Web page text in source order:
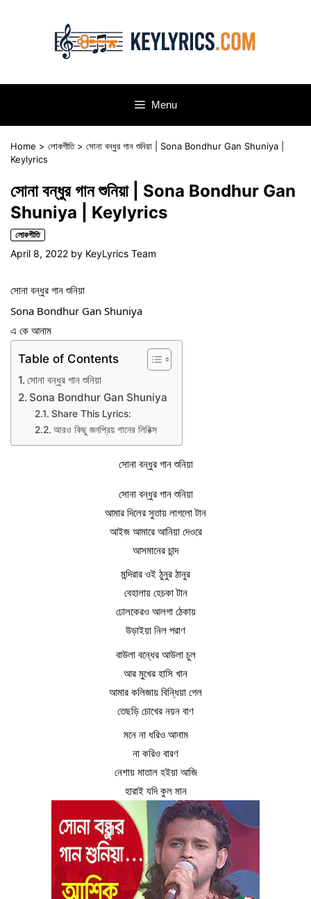
Menu
Home > লোকগীতি> সোনা বন্ধুর গান শুনিয়া | Sona Bondhur Gan Shuniya |
Keylyrics
সোনা বন্ধুর গান শুনিয়া | Sona Bondhur Gan
Shuniya | Keylyrics
লোকগীতি
April 8, 2022 by KeyLyrics Team
সোনা বন্ধুর গান শুনিয়া
Sona Bondhur Gan Shuniya
এ কে আনাম
Table of Contents
সোনা বন্ধুর গান শুনিয়া
Sona Bondhur Gan Shuniya
Share This Lyrics:
আরও কিছু জনপ্রিয় গানের লিরিক্স
সোনা বন্ধুর গান শুনিয়া
সোনা বন্ধুর গান শুনিয়া
আমার দিলের সুতায় লাগলো টান
আইজ আমারে আনিয়া দেওরে
আসমানের চান্দ
মন্দিরার ওই ঠুনুর ঠানুর
বেহালায় হেচকা টান
ঢোলকেরও আলগা ঠেকায়
উড়াইয়া নিল পরাণ
বাউলা বন্ধের আউলা চুল
আর মুখের হাসি খান
আমার কলিজায় বিন্ধিয়া গেল
তেছড়ি চোখের নয়ন বাণ
মনে না ধরিও আনাম
না করিও বারণ
নেশায় মাতাল হইয়া আজি
হারাই যদি কুল মান